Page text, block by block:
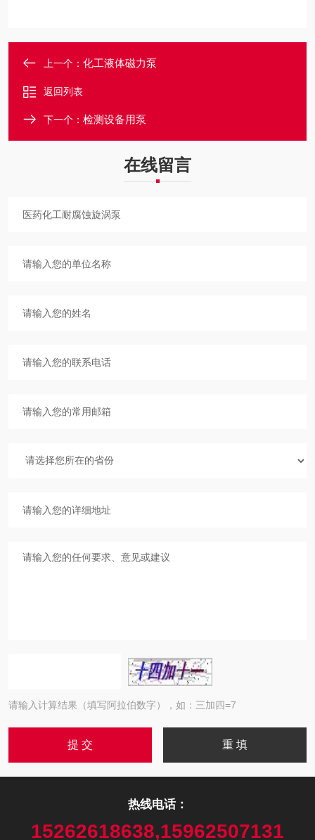
上一个： 化工液体磁力泵
返回列表
下一个： 检测设备用泵
在线留言
请输入计算结果（填写阿拉伯数字），如：三加四=7
热线电话：
15262618638,15962507131